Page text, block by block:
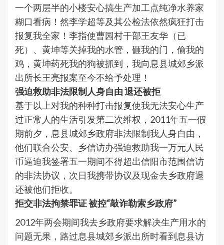
一个两层半的小楼安心搞生产加工点纯净水养家
糊口看病！然李学超等及其公检法依然疯狂打击
报复我全家！李指使曹园村干部王友华（已
死）、黄坤等关掉我的水管，砸我的门，偷我的
鸡，黄坤药死我的狗被抓到，我向息县城郊乡派
出所长王亮报案至今不给予处理！
强迫救助非法限制人身自由 退还被拒
基于以上对我的种种打击报复使我无法安心生产
过正常人的生活引发第二次维权，2011年五一假
期前夕，息县城郊乡政府非法限制我人身自由，
他们联合公安、乡信访办强迫救助我一万元人民
币逼迫我签署五一期间不得超出信阳市范围信访
的非法协议，次日我携带协议及现金去乡政府退
还被他们拒收。
拒交非法拘禁罪证 被控“敲诈勒索乡政府”
2012年两会期间我去乡政府要求解决生产用水的
问题无果，路过息县城郊乡派出所时看到息县访